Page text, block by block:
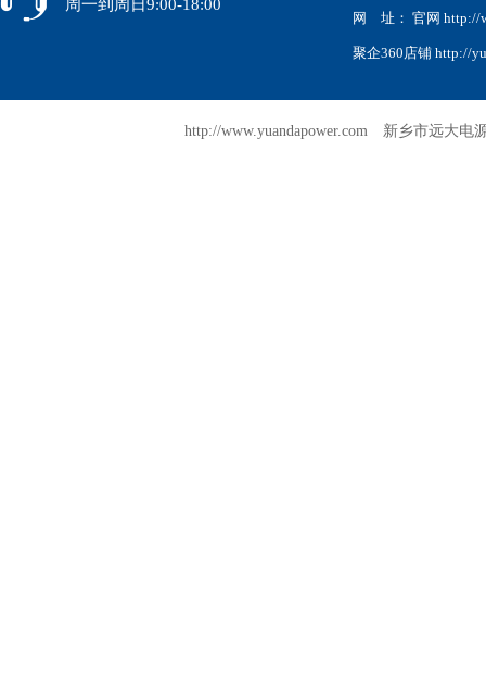
网 址： 官网 http://
聚企360店铺 http://
周一到周日9:00-18:00
http://www.yuandapower.com 新乡市远大